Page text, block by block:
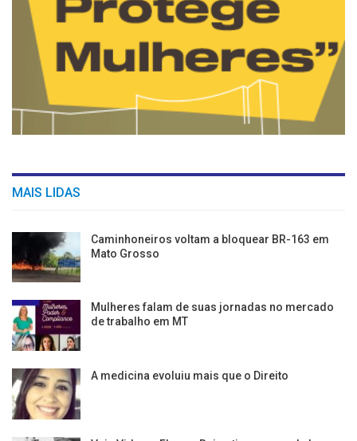
MAIS LIDAS
Caminhoneiros voltam a bloquear BR-163 em
Mato Grosso
Mulheres falam de suas jornadas no mercado
de trabalho em MT
A medicina evoluiu mais que o Direito